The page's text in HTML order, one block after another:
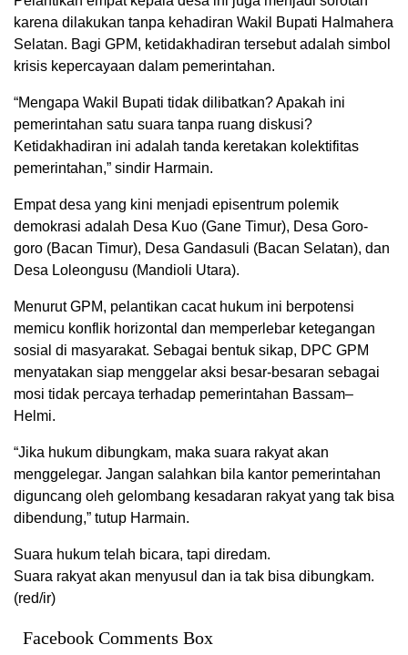
karena dilakukan tanpa kehadiran Wakil Bupati Halmahera
Selatan. Bagi GPM, ketidakhadiran tersebut adalah simbol
krisis kepercayaan dalam pemerintahan.
“Mengapa Wakil Bupati tidak dilibatkan? Apakah ini
pemerintahan satu suara tanpa ruang diskusi?
Ketidakhadiran ini adalah tanda keretakan kolektifitas
pemerintahan,” sindir Harmain.
Empat desa yang kini menjadi episentrum polemik
demokrasi adalah Desa Kuo (Gane Timur), Desa Goro-
goro (Bacan Timur), Desa Gandasuli (Bacan Selatan), dan
Desa Loleongusu (Mandioli Utara).
Menurut GPM, pelantikan cacat hukum ini berpotensi
memicu konflik horizontal dan memperlebar ketegangan
sosial di masyarakat. Sebagai bentuk sikap, DPC GPM
menyatakan siap menggelar aksi besar-besaran sebagai
mosi tidak percaya terhadap pemerintahan Bassam–
Helmi.
“Jika hukum dibungkam, maka suara rakyat akan
menggelegar. Jangan salahkan bila kantor pemerintahan
diguncang oleh gelombang kesadaran rakyat yang tak bisa
dibendung,” tutup Harmain.
Suara hukum telah bicara, tapi diredam.
Suara rakyat akan menyusul dan ia tak bisa dibungkam.
(red/ir)
Facebook Comments Box